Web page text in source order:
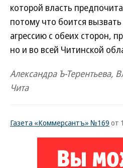
которой власть
потому что боится
агрессию с обеих сторон,
но и во всей Читинской
Александра Ъ-Терентьева,
Чита
Газета «Коммерсантъ» №169 от